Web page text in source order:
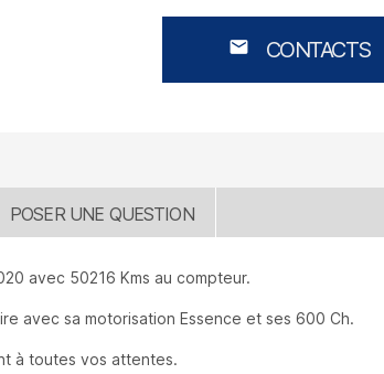
mail CONTACTS
POSER UNE QUESTION
avec 50216 Kms au compteur.
avec sa motorisation Essence et ses 600 Ch.
à toutes vos attentes.